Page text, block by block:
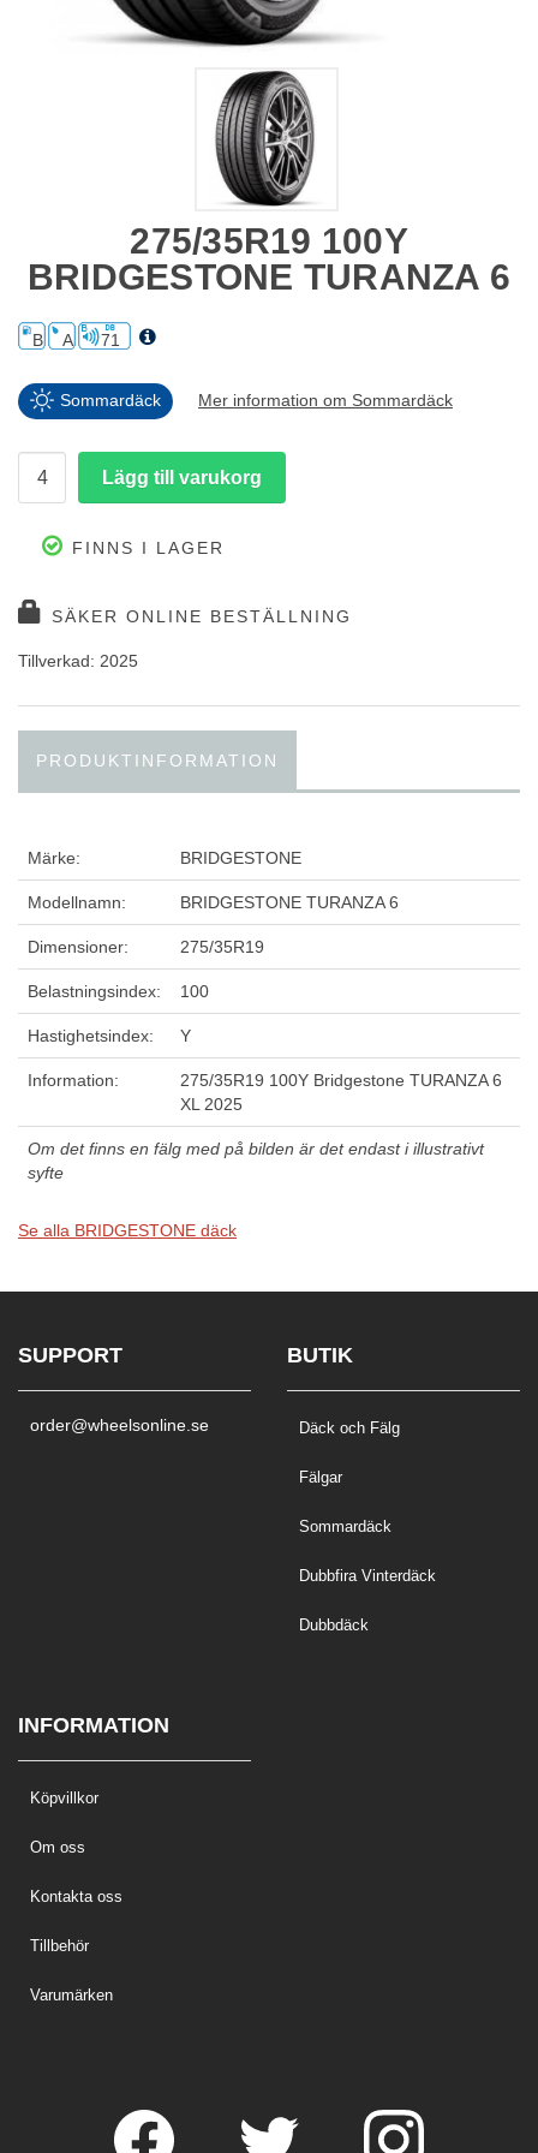
275/35R19 100Y
BRIDGESTONE TURANZA 6
B A 71
Sommardäck Mer information om Sommardäck
FINNS I LAGER
SÄKER ONLINE BESTÄLLNING
Tillverkad: 2025
PRODUKTINFORMATION
Märke: BRIDGESTONE
Modellnamn: BRIDGESTONE TURANZA 6
Dimensioner: 275/35R19
Belastningsindex: 100
Hastighetsindex: Y
Information:
275/35R19 100Y Bridgestone TURANZA 6
XL 2025
Om det finns en fälg med på bilden är det endast i illustrativt
syfte
Se alla BRIDGESTONE däck
SUPPORT
order@wheelsonline.se
BUTIK
Däck och Fälg
Fälgar
Sommardäck
Dubbfira Vinterdäck
Dubbdäck
INFORMATION
Köpvillkor
Om oss
Kontakta oss
Tillbehör
Varumärken